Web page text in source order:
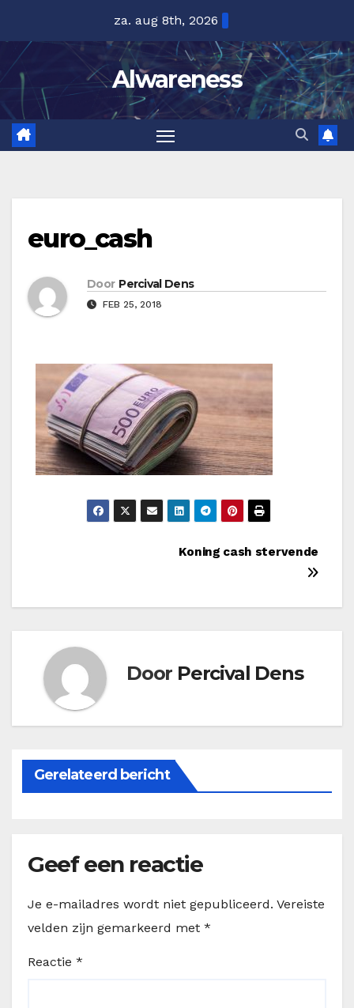
inhoud
za. aug 8th, 2026
Alwareness
euro_cash
Door Percival Dens
FEB 25, 2018
Koning cash stervende
Door Percival Dens
Gerelateerd bericht
Geef een reactie
Je e-mailadres wordt niet gepubliceerd. Vereiste
velden zijn gemarkeerd met *
Reactie *